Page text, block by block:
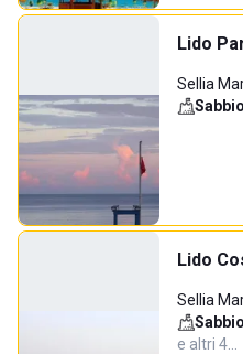
Lido
Sellia
Lido
Sellia
e altri 4…